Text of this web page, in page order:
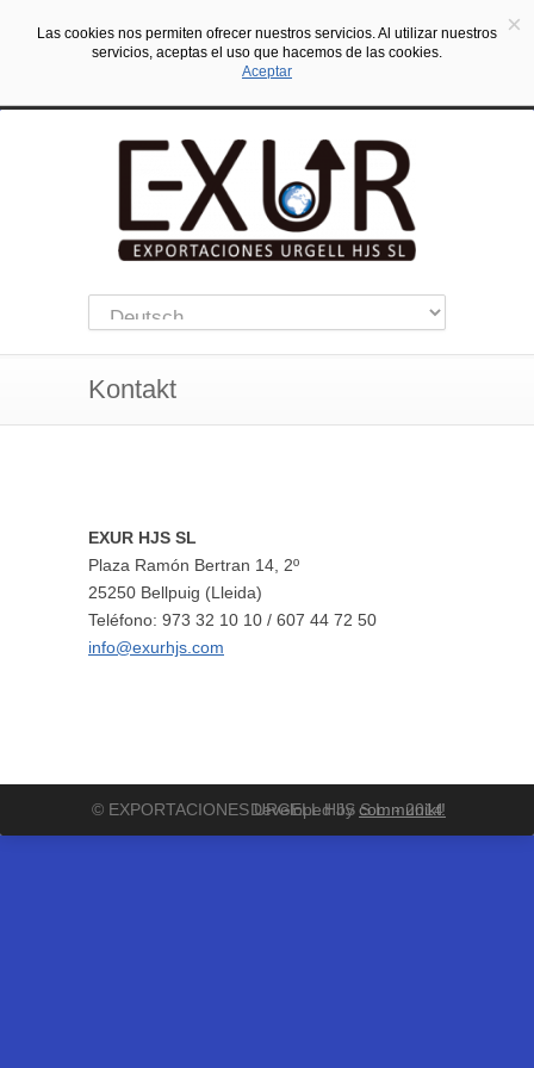
Kontakt
EXUR HJS SL
Plaza Ramón Bertran 14, 2º
25250 Bellpuig (Lleida)
Teléfono: 973 32 10 10 / 607 44 72 50
info@exurhjs.com
© EXPORTACIONES URGELL HJS S.L. - 2014
Developed bycommunikt!
×
Las cookies nos permiten ofrecer nuestros servicios. Al utilizar nuestros
servicios, aceptas el uso que hacemos de las cookies.
Aceptar